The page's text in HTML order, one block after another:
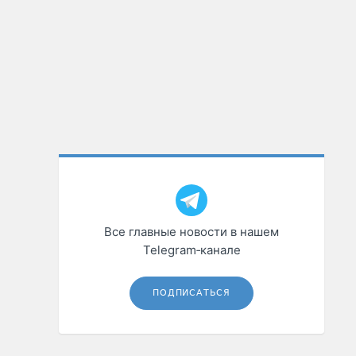
Все главные новости в нашем
Telegram‑канале
ПОДПИСАТЬСЯ